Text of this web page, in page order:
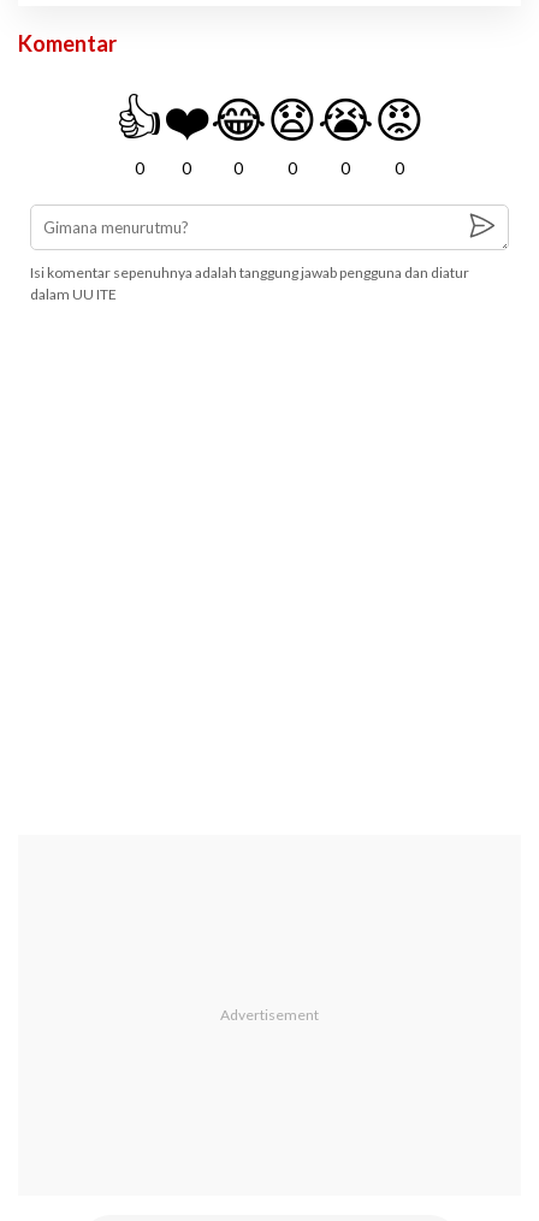
Komentar
👍
0
❤️
0
😂
0
😧
0
😭
0
😡
0
Isi komentar sepenuhnya adalah tanggung jawab pengguna dan diatur
dalam UU ITE